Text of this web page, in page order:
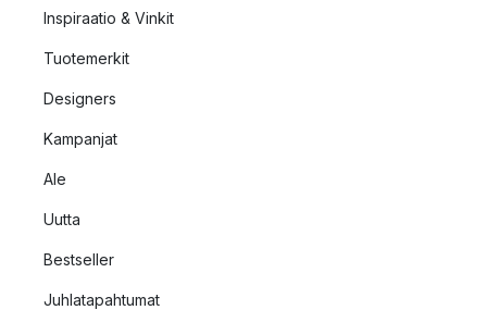
Inspiraatio & Vinkit
Tuotemerkit
Designers
Kampanjat
Ale
Uutta
Bestseller
Juhlatapahtumat